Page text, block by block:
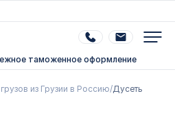
таможенное оформление
из Грузии в Россию/Дусеть